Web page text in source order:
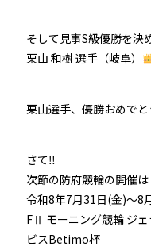
そして見事S級優勝を決
栗山 和樹 選手（岐阜）
栗山選手、優勝おめで
さて‼
次節の防府競輪の開催は
令和8年7月31日(金)〜8
FⅡ モーニング競輪 ジ
ビスBetimo杯